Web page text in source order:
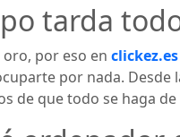
tarda
por eso en clickez.es
por nada.
de que todo se haga